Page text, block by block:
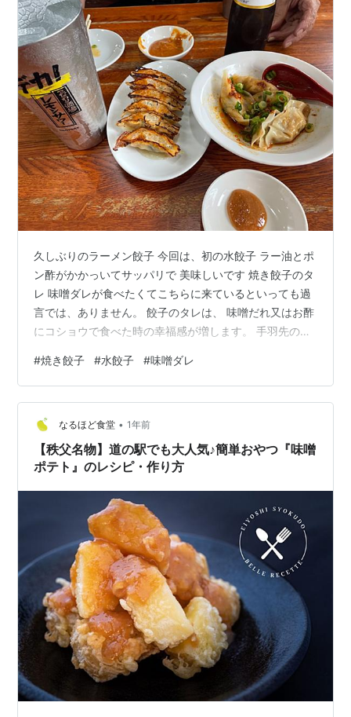
久しぶりのラーメン餃子 今回は、初の水餃子 ラー油とポ
ン酢がかかっいてサッパリで 美味しいです 焼き餃子のタ
レ 味噌ダレが食べたくてこちらに来ているといっても過
言では、ありません。 餃子のタレは、 味噌だれ又はお酢
にコショウで食べた時の幸福感が増します。 手羽先の唐
い物をいただいたので 今週も頑張ろうと意気込んだんで
すが 今日は、暑さで 少しバテちゃいました。 いやいや
今週末は、楽しみにしている事があるので 程々に頑張り
ます。 お読みいただきありがとうございます。 ランキン
グ参加中雑談・日記を書きたい人のグループ ランキング
参加中【公式】2…
#焼き餃子 #水餃子 #味噌ダレ
なるほど食堂 • 1年前
【秩父名物】道の駅でも大人気♪簡単おやつ『味噌
ポテト』のレシピ・作り方